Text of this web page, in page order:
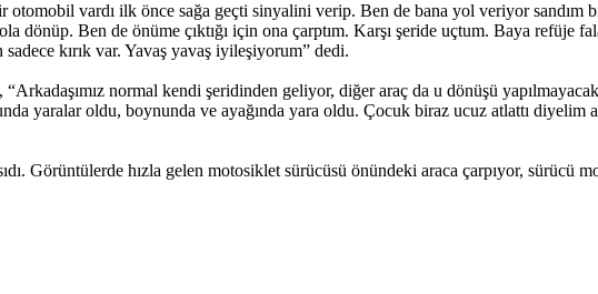
vardı ilk önce sağa geçti sinyalini verip. Ben de bana yol veriyor sandım
dönüp. Ben de önüme çıktığı için ona çarptım. Karşı şeride uçtum. Baya refüje
kırık var. Yavaş yavaş iyileşiyorum” dedi.
normal kendi şeridinden geliyor, diğer araç da u dönüşü
yaralar oldu, boynunda ve ayağında yara oldu. Çocuk biraz ucuz atlattı diyelim
Görüntülerde hızla gelen motosiklet sürücüsü önündeki araca çarpıyor, sürücü